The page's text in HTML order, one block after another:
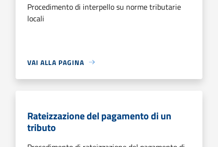
Procedimento di interpello su norme tributarie
locali
VAI ALLA PAGINA
Rateizzazione del pagamento di un
tributo